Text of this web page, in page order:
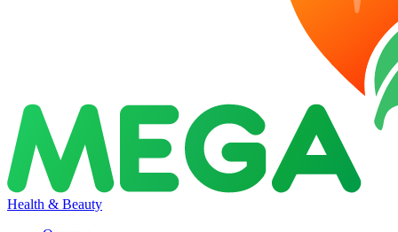
Health & Beauty